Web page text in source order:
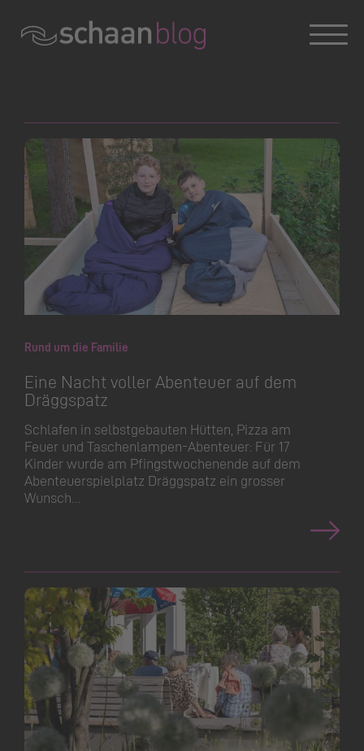
Rund um die Familie
Eine Nacht voller Abenteuer auf dem
Dräggspatz
Schlafen in selbstgebauten Hütten, Pizza am
Feuer und Taschenlampen-Abenteuer: Für 17
Kinder wurde am Pfingstwo­chenende auf dem
Abenteuer­spielplatz Dräggspatz ein grosser
Wunsch…